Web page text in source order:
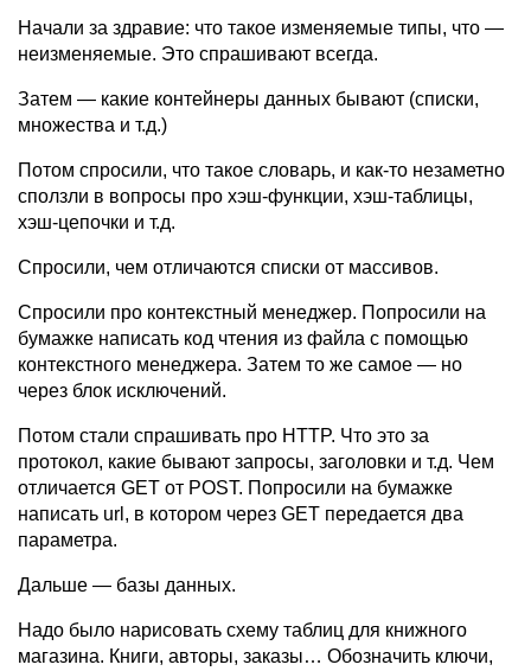
Начали за здравие: что такое изменяемые типы, что —
неизменяемые. Это спрашивают всегда.
Затем — какие контейнеры данных бывают (списки,
множества и т.д.)
Потом спросили, что такое словарь, и как-то незаметно
сползли в вопросы про хэш-функции, хэш-таблицы,
хэш-цепочки и т.д.
Спросили, чем отличаются списки от массивов.
Спросили про контекстный менеджер. Попросили на
бумажке написать код чтения из файла с помощью
контекстного менеджера. Затем то же самое — но
через блок исключений.
Потом стали спрашивать про HTTP. Что это за
протокол, какие бывают запросы, заголовки и т.д. Чем
отличается GET от POST. Попросили на бумажке
написать url, в котором через GET передается два
параметра.
Дальше — базы данных.
Надо было нарисовать схему таблиц для книжного
магазина. Книги, авторы, заказы… Обозначить ключи,